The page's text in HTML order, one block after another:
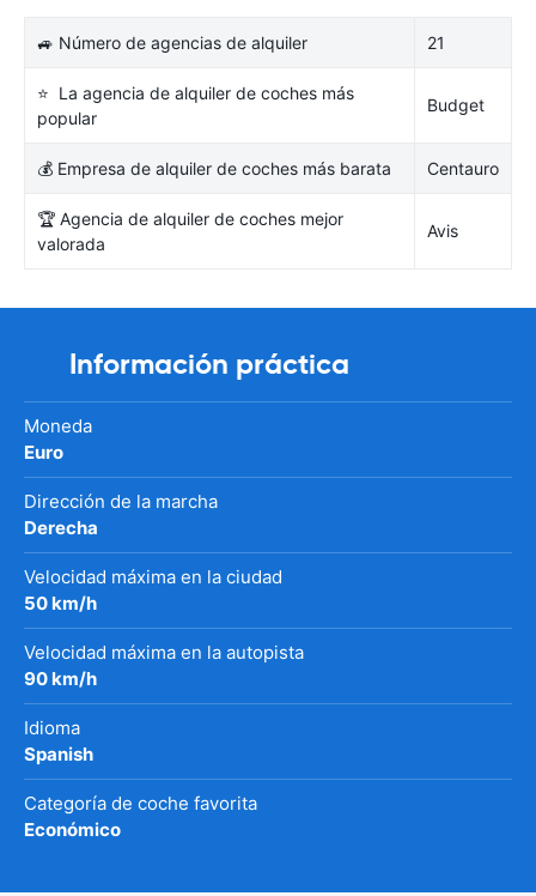
🚙 Número de agencias de alquiler 21
⭐ La agencia de alquiler de coches más
popular
Budget
💰 Empresa de alquiler de coches más barata Centauro
🏆 Agencia de alquiler de coches mejor
valorada
Avis
Información práctica
Moneda
Euro
Dirección de la marcha
Derecha
Velocidad máxima en la ciudad
50 km/h
Velocidad máxima en la autopista
90 km/h
Idioma
Spanish
Categoría de coche favorita
Económico